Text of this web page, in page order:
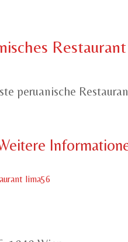
peruanische
lima56